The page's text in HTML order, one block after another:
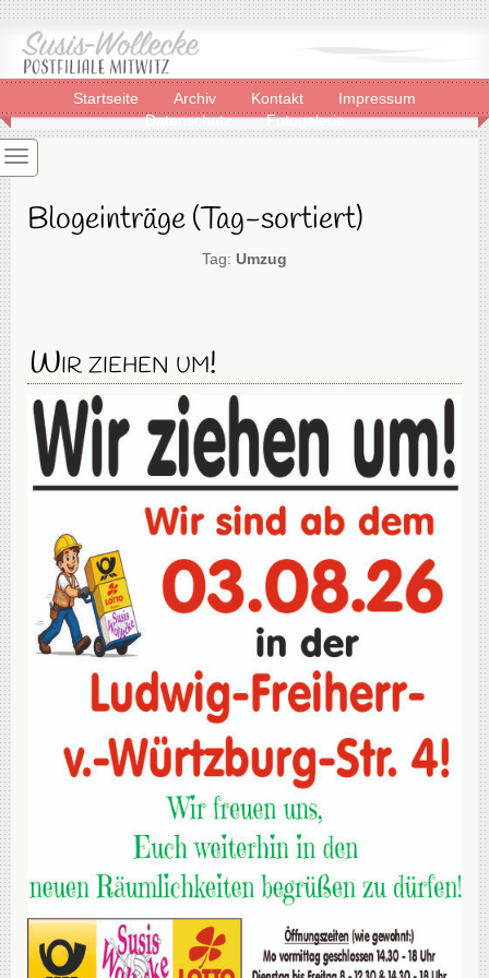
Startseite Archiv Kontakt
Impressum
Datenschutz
Fotogalerie
Blogeinträge (Tag-sortiert)
Tag: Umzug
Wir ziehen um!